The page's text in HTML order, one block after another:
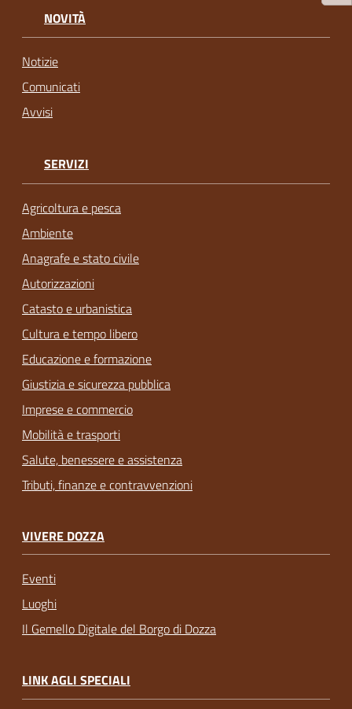
NOVITÀ
Notizie
Comunicati
Avvisi
SERVIZI
Agricoltura e pesca
Ambiente
Anagrafe e stato civile
Autorizzazioni
Catasto e urbanistica
Cultura e tempo libero
Educazione e formazione
Giustizia e sicurezza pubblica
Imprese e commercio
Mobilità e trasporti
Salute, benessere e assistenza
Tributi, finanze e contravvenzioni
VIVERE DOZZA
Eventi
Luoghi
Il Gemello Digitale del Borgo di Dozza
LINK AGLI SPECIALI